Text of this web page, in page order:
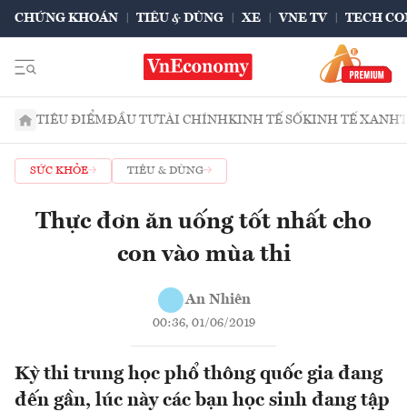
CHỨNG KHOÁN TIÊU & DÙNG XE VNE TV TECH
TIÊU ĐIỂMĐẦU TƯTÀI CHÍNHKINH TẾ SỐKINH TẾ XANH
SỨC KHỎE TIÊU & DÙNG
Thực đơn ăn uống tốt nhất cho
con vào mùa thi
An Nhiên
00:36, 01/06/2019
Kỳ thi trung học phổ thông quốc gia đang
đến gần, lúc này các bạn học sinh đang tập